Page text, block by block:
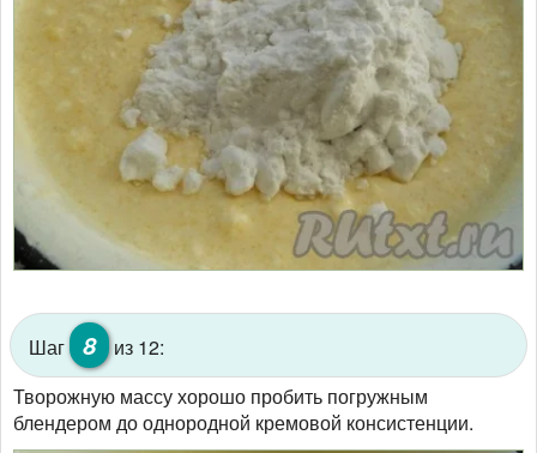
Шаг 8
из 12:
Творожную массу хорошо пробить погружным
блендером до однородной кремовой консистенции.